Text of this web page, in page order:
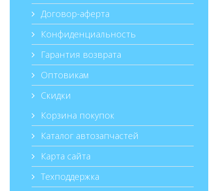
Договор-аферта
Конфиденциальность
Гарантия возврата
Оптовикам
Скидки
Корзина покупок
Каталог автозапчастей
Карта сайта
Техподдержка